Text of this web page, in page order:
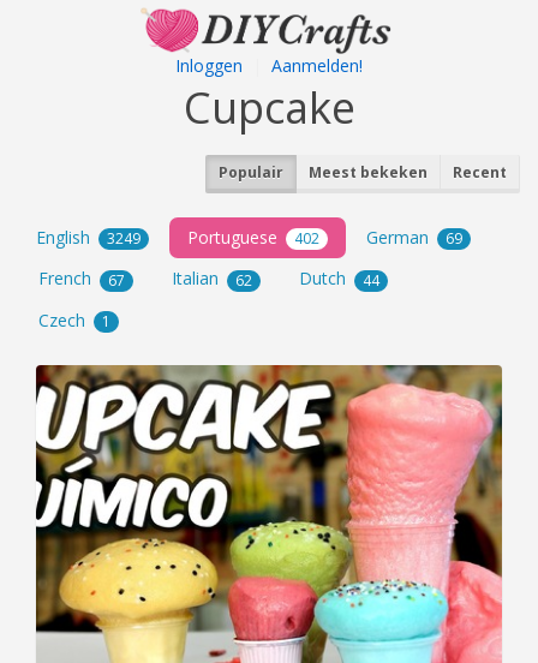
Inloggen Aanmelden!
Cupcake
Populair Meest bekeken Recent
English 3249 Portuguese 402 German 69
French 67 Italian 62 Dutch 44
Czech 1